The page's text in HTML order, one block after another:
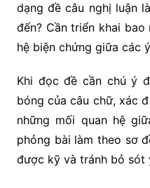
dạng đề câu nghị luận
đến? Cần triển khai
hệ biện chứng giữa các
Khi đọc đề cần chú ý
bóng của câu chữ, xác
những mối quan hệ
phỏng bài làm theo sơ
được kỹ và tránh bỏ sót